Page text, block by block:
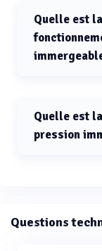
Quelle est
°C.
Quelle est
pression
Questions